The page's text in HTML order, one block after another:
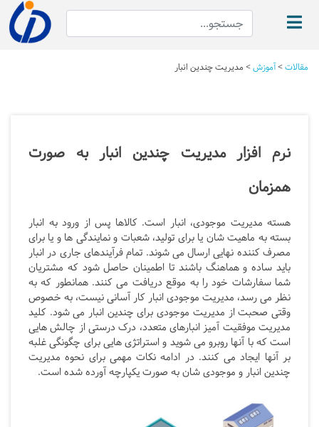
مقالات>آموزش> مدیریت چندین انبار
نرم افزار مدیریت چندین انبار به صورت
همزمان
هسته مدیریت موجودی، انبار است. کالاها پس از ورود به انبار
بسته به ماهیت شان یا برای تولید، شعبات و نمایندگی ها و یا برای
مصرف کننده نهایی ارسال می شوند. تمام فرآیندهای جاری در انبار
باید ساده و هماهنگ باشند تا اطمینان حاصل شود که مشتریان
شما سفارشات خود را به موقع دریافت می کنند. همانطور که به
نظر می رسد، مدیریت موجودی انبار کار آسانی نیست، به خصوص
وقتی صحبت از مدیریت موجودی برای چندین انبار می شود. کلید
مدیریت موفقیت آمیز انبارهای متعدد، درک درستی از چالش هایی
است که با آنها روبرو می شوید و استراتژی هایی برای چگونگی غلبه
بر آنها ایجاد می کنند. در ادامه نکات مهمی برای نحوه مدیریت
چندین انبار و موجودی شان به صورت یکپارچه آورده شده است.